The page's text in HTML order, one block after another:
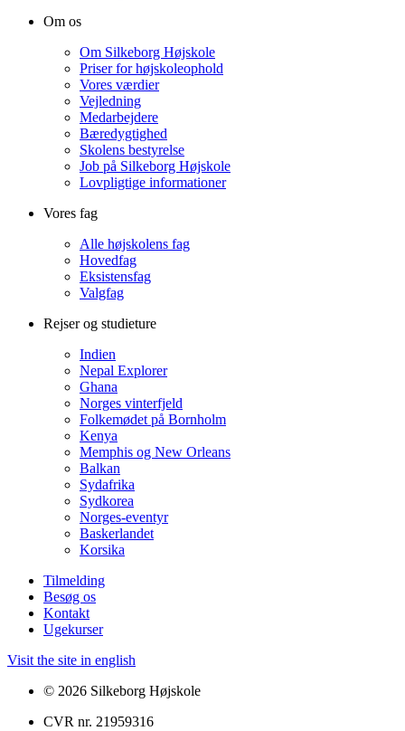
Om os
Om Silkeborg Højskole
Priser for højskoleophold
Vores værdier
Vejledning
Medarbejdere
Bæredygtighed
Skolens bestyrelse
Job på Silkeborg Højskole
Lovpligtige informationer
Vores fag
Alle højskolens fag
Hovedfag
Eksistensfag
Valgfag
Rejser og studieture
Indien
Nepal Explorer
Ghana
Norges vinterfjeld
Folkemødet på Bornholm
Kenya
Memphis og New Orleans
Balkan
Sydafrika
Sydkorea
Norges-eventyr
Baskerlandet
Korsika
Tilmelding
Besøg os
Kontakt
Ugekurser
Visit the site in english
© 2026 Silkeborg Højskole
CVR nr. 21959316